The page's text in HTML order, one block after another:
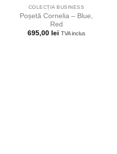
Adauga la
COLECȚIA BUSINESS
Poșetă Cornelia – Blue,
Red
695,00 lei TVA inclus